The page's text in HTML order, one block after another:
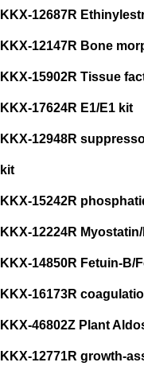
KKX-12687R
KKX-12147R Bone
KKX-15902R Tissue
KKX-17624R E1/E1 kit
KKX-12948R
kit
KKX-15242R
KKX-12224R
KKX-14850R Fetuin-B/
KKX-16173R
KKX-46802Z Plant
KKX-12771R growth-